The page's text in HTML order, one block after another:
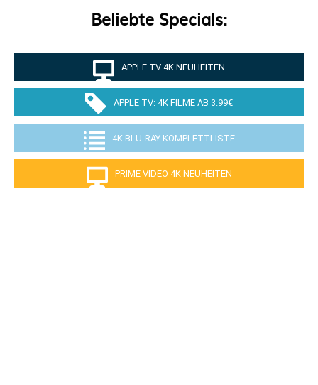
Beliebte Specials:
APPLE TV 4K NEUHEITEN
APPLE TV: 4K FILME AB 3.99€
4K BLU-RAY KOMPLETTLISTE
PRIME VIDEO 4K NEUHEITEN